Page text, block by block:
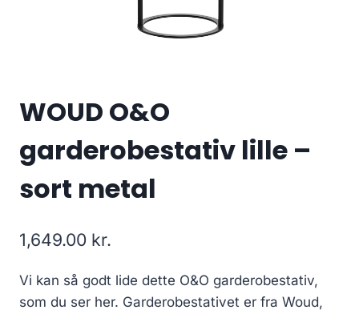
WOUD O&O
garderobestativ lille –
sort metal
1,649.00 kr.
Vi kan så godt lide dette O&O garderobestativ,
som du ser her. Garderobestativet er fra Woud,